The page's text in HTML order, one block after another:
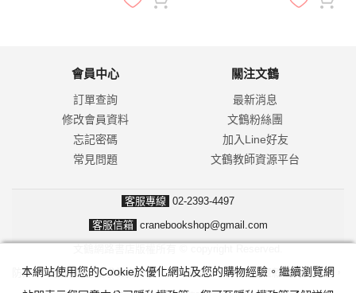
會員中心
訂單查詢
修改會員資料
忘記密碼
常見問題
關注文鶴
最新消息
文鶴粉絲團
加入Line好友
文鶴教師資源平台
客服專線 02-2393-4497
客服信箱 cranebookshop@gmail.com
防詐騙！我們不會要求並指示您至ATM操作。ATM只有匯款及轉帳功能，
本網站使用您的Cookie於優化網站及您的購物經驗。繼續瀏覽網